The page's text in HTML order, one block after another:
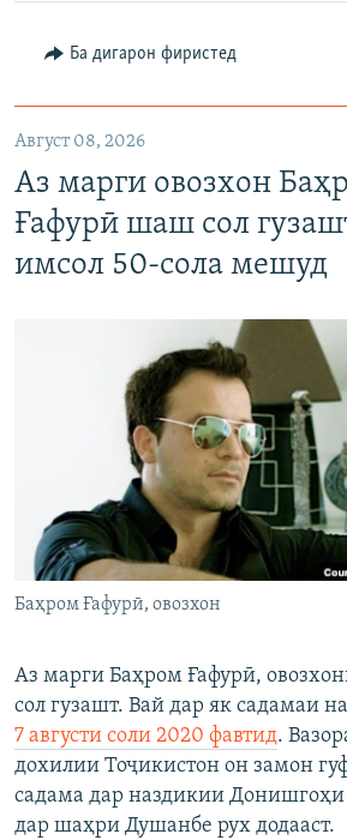
Ба дигарон фиристед
Август 08, 2026
Аз марги овозхон
Ғафурӣ шаш сол
имсол 50-сола мешуд
Баҳром Ғафурӣ, овозхон
Аз марги Баҳром Ғафурӣ,
сол гузашт. Вай дар як садамаи
7 августи соли 2020 фавтид.
дохилии Тоҷикистон он замон
садама дар наздикии Донишгоҳи
дар шаҳри Душанбе рух додааст.